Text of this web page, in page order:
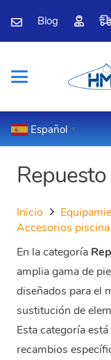
Blog
Español ▼
Inicio
Accesorios
En la categoría
amplia gama de
diseñados para el
sustitución de
Esta categoría
recambios